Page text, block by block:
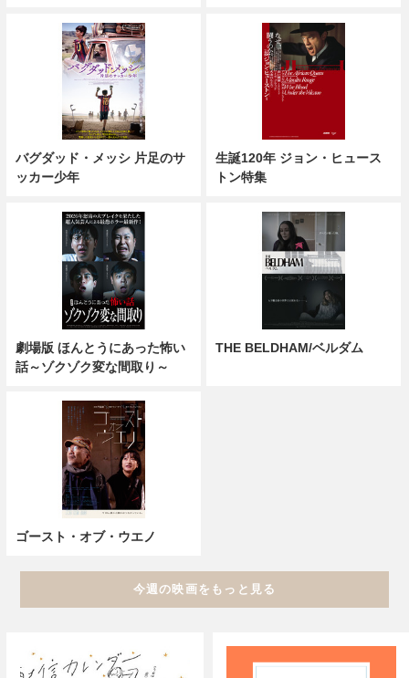
バグダッド・メッシ 片足のサ
ッカー少年
生誕120年 ジョン・ヒュース
トン特集
劇場版 ほんとうにあった怖い
話～ゾクゾク変な間取り～
THE BELDHAM/ベルダム
ゴースト・オブ・ウエノ
今週の映画をもっと見る